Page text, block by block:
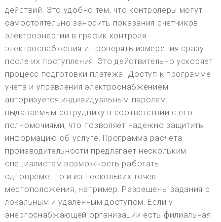
действий. Это удобно тем, что контролеры могут
самостоятельно заносить показания счетчиков
электроэнергии в график контроля
электроснабжения и проверять измерения сразу
после их поступления. Это действительно ускоряет
процесс подготовки платежа. Доступ к программе
учета и управления электроснабжением
авторизуется индивидуальным паролем,
выдаваемым сотруднику в соответствии с его
полномочиями, что позволяет надежно защитить
информацию об услуге. Программа расчета
производительности предлагает нескольким
специалистам возможность работать
одновременно и из нескольких точек
местоположения, например. Разрешены задания с
локальным и удаленным доступом. Если у
энергоснабжающей организации есть филиальная